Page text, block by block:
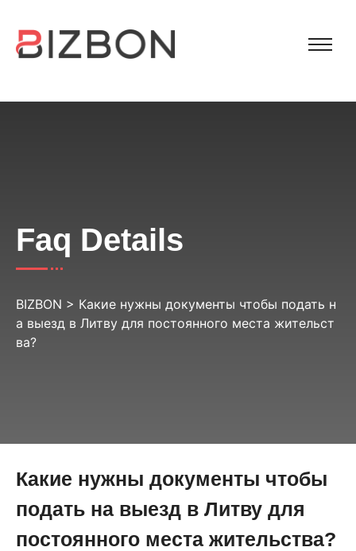
Faq Details
BIZBON > Какие нужны документы чтобы подать н
а выезд в Литву для постоянного места жительст
ва?
Какие нужны документы чтобы
подать на выезд в Литву для
постоянного места жительства?